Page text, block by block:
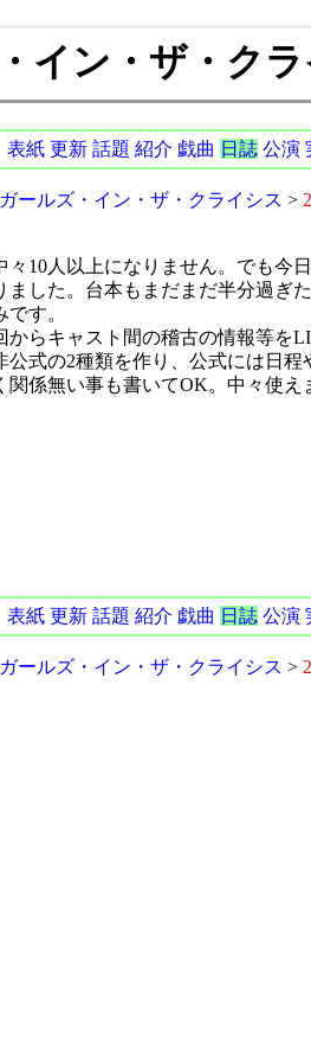
イン・ザ・クラ
表紙 更新 話題 紹介 戯曲 日誌 公演
ガールズ・イン・ザ・クライシス >
10人以上になりません。でも今
ました。台本もまだまだ半分過ぎ
す。
からキャスト間の稽古の情報等を
式の2種類を作り、公式には日程
係無い事も書いてOK。中々使え
表紙 更新 話題 紹介 戯曲 日誌 公演
ガールズ・イン・ザ・クライシス >